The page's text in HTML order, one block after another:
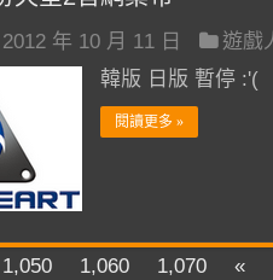
2012 年 10 月 11 日 遊戲
韓版 日版 暫停 :'(
閱讀更多 »
1,050 1,060 1,070 «